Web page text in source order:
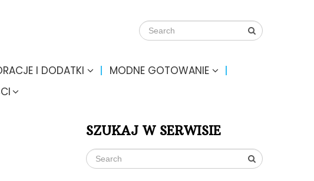
I DODATKI
MODNE GOTOWANIE
SZUKAJ W SERWISIE